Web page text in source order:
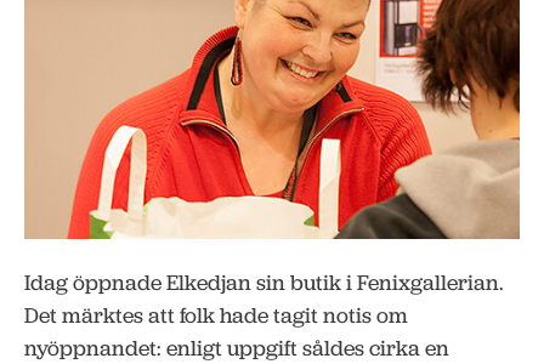
Idag öppnade Elkedjan sin butik i Fenixgallerian.
Det märktes att folk hade tagit notis om
nyöppnandet: enligt uppgift såldes cirka en